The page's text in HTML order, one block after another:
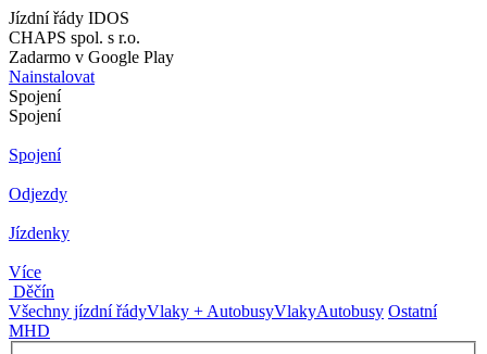
Jízdní řády IDOS
CHAPS spol. s r.o.
Zadarmo v Google Play
Nainstalovat
Spojení
Spojení
Spojení
Odjezdy
Jízdenky
Více
Děčín
Všechny jízdní řádyVlaky + AutobusyVlakyAutobusy Ostatní
MHD